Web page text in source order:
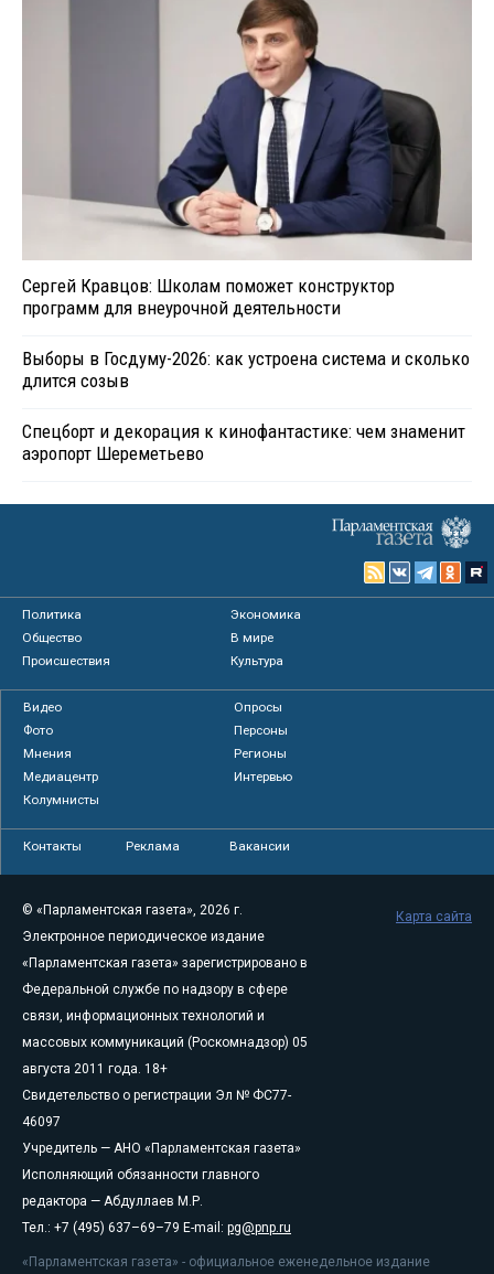
Сергей Кравцов: Школам поможет конструктор
программ для внеурочной деятельности
Выборы в Госдуму-2026: как устроена система и сколько
длится созыв
Спецборт и декорация к кинофантастике: чем знаменит
аэропорт Шереметьево
Политика
Экономика
Общество
В мире
Происшествия
Культура
Видео
Опросы
Фото
Персоны
Мнения
Регионы
Медиацентр
Интервью
Колумнисты
Контакты Реклама Вакансии
© «Парламентская газета», 2026 г.
Электронное периодическое издание
«Парламентская газета» зарегистрировано в
Федеральной службе по надзору в сфере
связи, информационных технологий и
массовых коммуникаций (Роскомнадзор) 05
августа 2011 года. 18+
Свидетельство о регистрации Эл № ФС77-
46097
Учредитель — АНО «Парламентская газета»
Исполняющий обязанности главного
редактора — Абдуллаев М.Р.
Тел.: +7 (495) 637–69–79 E-mail: pg@pnp.ru
«Парламентская газета» - официальное еженедельное издание
Карта сайта